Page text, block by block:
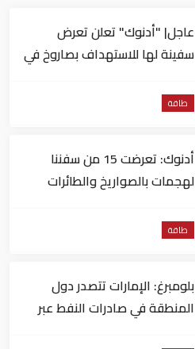
عاجل| "أدنوك" تعلن تعرض
سفينة لها للاستهداف بصاروخ في
طاقة
أدنوك: تعرضت 15 من سفننا
لهجمات بالصواريخ والطائرات
طاقة
بلومبرغ: الإمارات تتصدر دول
المنطقة في صادرات النفط عبر